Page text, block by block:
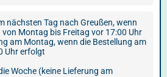
nächsten Tag nach Greußen, wenn
von Montag bis Freitag vor 17:00 Uhr
am Montag, wenn die Bestellung am
Uhr erfolgt
Woche (keine Lieferung am